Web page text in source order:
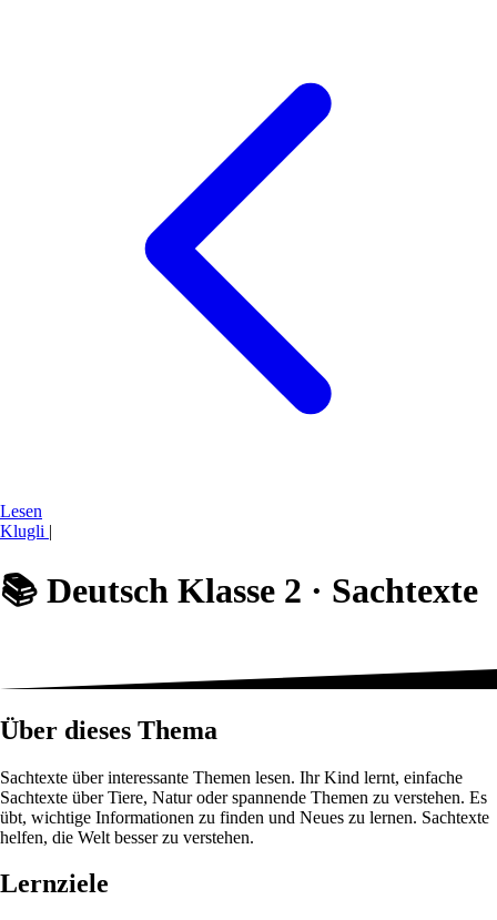
Lesen
Klugli |
📚 Deutsch Klasse 2 · Sachtexte
Über dieses Thema
Sachtexte über interessante Themen lesen. Ihr Kind lernt, einfache
Sachtexte über Tiere, Natur oder spannende Themen zu verstehen. Es
übt, wichtige Informationen zu finden und Neues zu lernen. Sachtexte
helfen, die Welt besser zu verstehen.
Lernziele